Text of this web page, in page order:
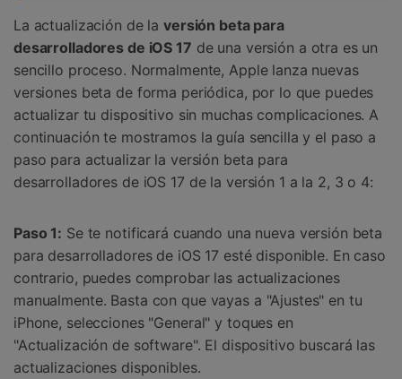
La actualización de la versión beta para
desarrolladores de iOS 17 de una versión a otra es un
sencillo proceso.󠀲󠀡󠀡󠀦󠀤󠀠󠀢󠀩󠀣󠀳󠀰 Normalmente, Apple lanza nuevas
versiones beta de forma periódica, por lo que puedes
actualizar tu dispositivo sin muchas complicaciones. A
continuación te mostramos la guía sencilla y el paso a
paso para actualizar la versión beta para
desarrolladores de iOS 17 de la versión 1 a la 2, 3 o 4:
Paso 1: Se te notificará cuando una nueva versión beta
para desarrolladores de iOS 17 esté disponible. En caso
contrario, puedes comprobar las actualizaciones
manualmente. Basta con que vayas a "Ajustes" en tu
iPhone, selecciones "General" y toques en
"Actualización de software". El dispositivo buscará las
actualizaciones disponibles.